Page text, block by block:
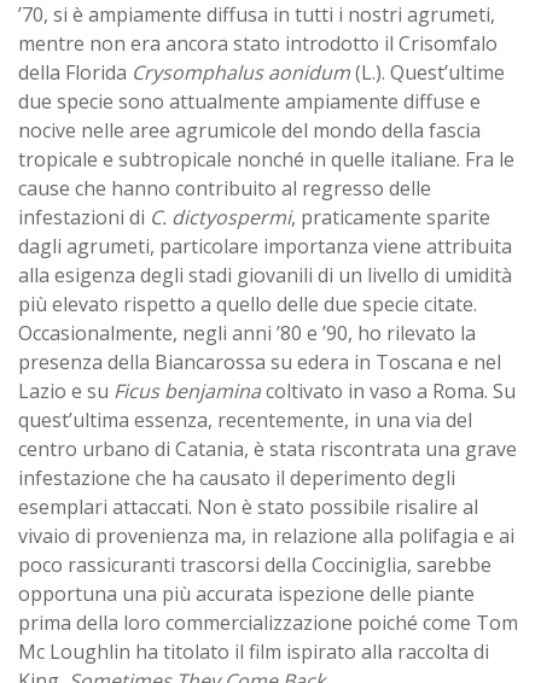
’70, si è ampiamente diffusa in tutti i nostri agrumeti,
mentre non era ancora stato introdotto il Crisomfalo
della Florida Crysomphalus aonidum(L.). Quest’ultime
due specie sono attualmente ampiamente diffuse e
nocive nelle aree agrumicole del mondo della fascia
tropicale e subtropicale nonché in quelle italiane. Fra le
cause che hanno contribuito al regresso delle
infestazioni di C. dictyospermi, praticamente sparite
dagli agrumeti, particolare importanza viene attribuita
alla esigenza degli stadi giovanili di un livello di umidità
più elevato rispetto a quello delle due specie citate.
Occasionalmente, negli anni ’80 e ’90, ho rilevato la
presenza della Biancarossa su edera in Toscana e nel
Lazio e su Ficus benjaminacoltivato in vaso a Roma. Su
quest’ultima essenza, recentemente, in una via del
centro urbano di Catania, è stata riscontrata una grave
infestazione che ha causato il deperimento degli
esemplari attaccati. Non è stato possibile risalire al
vivaio di provenienza ma, in relazione alla polifagia e ai
poco rassicuranti trascorsi della Cocciniglia, sarebbe
opportuna una più accurata ispezione delle piante
prima della loro commercializzazione poiché come Tom
Mc Loughlin ha titolato il film ispirato alla raccolta di